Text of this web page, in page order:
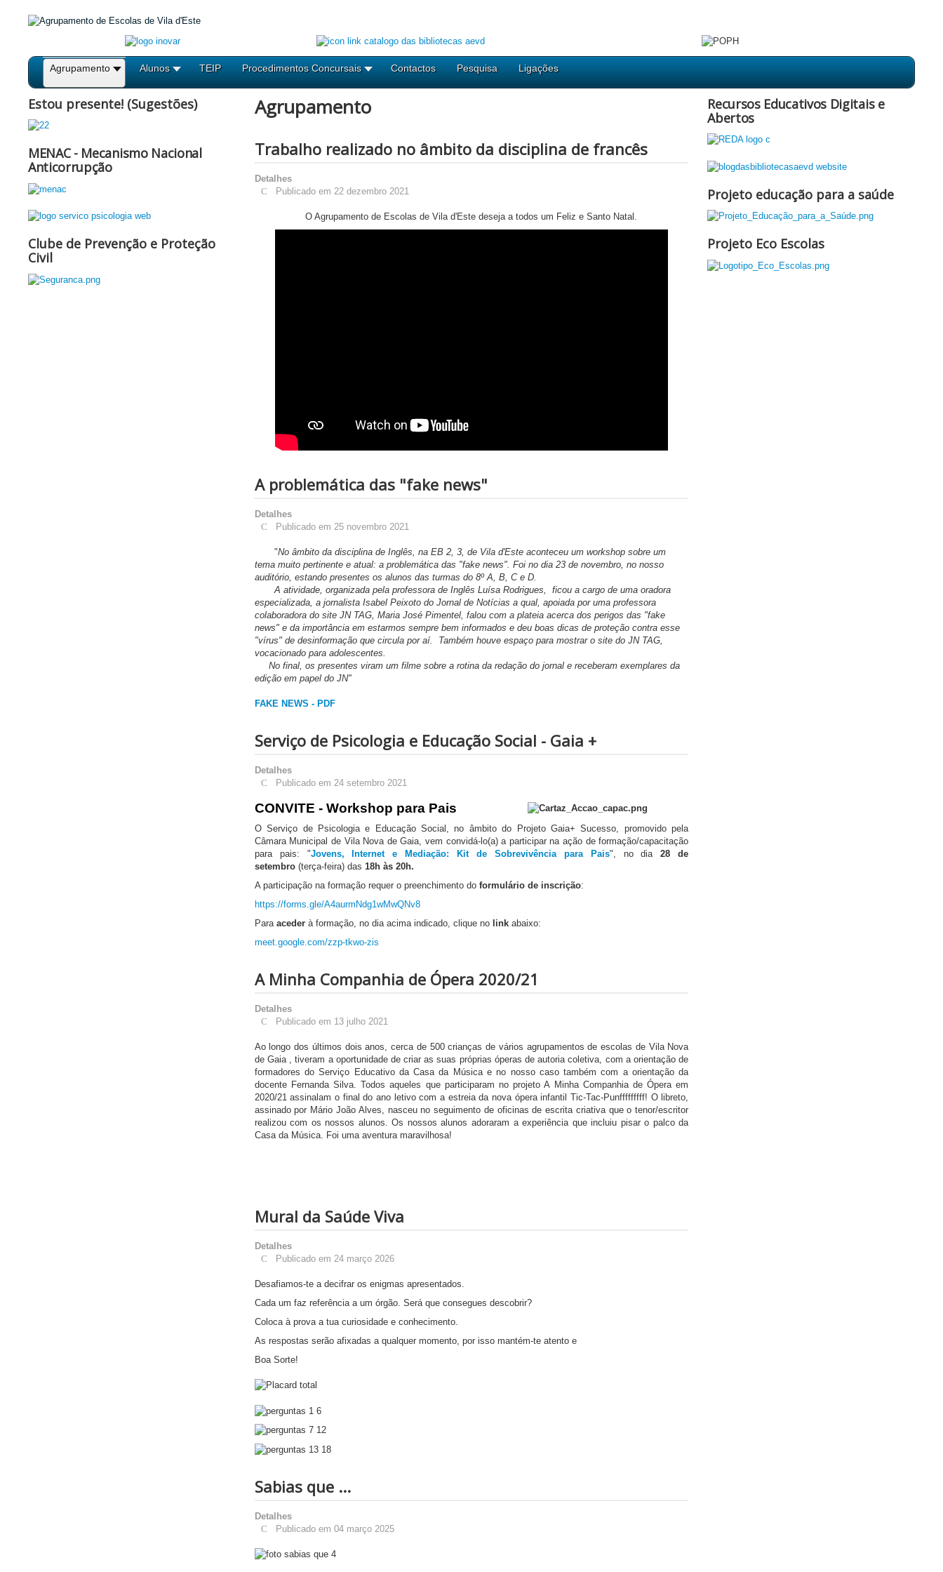
Agrupamento Alunos TEIP Procedimentos Concursais Contactos Pesquisa Ligações
Estou presente! (Sugestões)
MENAC - Mecanismo Nacional
Anticorrupção
Clube de Prevenção e Proteção
Civil
Agrupamento
Trabalho realizado no âmbito da disciplina de francês
Detalhes
Publicado em 22 dezembro 2021
O Agrupamento de Escolas de Vila d'Este deseja a todos um Feliz e Santo Natal.
A problemática das "fake news"
Detalhes
Publicado em 25 novembro 2021
"No âmbito da disciplina de Inglês, na EB 2, 3, de Vila d'Este aconteceu um workshop sobre um
tema muito pertinente e atual: a problemática das "fake news". Foi no dia 23 de novembro, no nosso
auditório, estando presentes os alunos das turmas do 8º A, B, C e D.
A atividade, organizada pela professora de Inglês Luísa Rodrigues, ficou a cargo de uma oradora
especializada, a jornalista Isabel Peixoto do Jornal de Notícias a qual, apoiada por uma professora
colaboradora do site JN TAG, Maria José Pimentel, falou com a plateia acerca dos perigos das "fake
news" e da importância em estarmos sempre bem informados e deu boas dicas de proteção contra esse
"vírus" de desinformação que circula por aí. Também houve espaço para mostrar o site do JN TAG,
vocacionado para adolescentes.
No final, os presentes viram um filme sobre a rotina da redação do jornal e receberam exemplares da
edição em papel do JN"
FAKE NEWS - PDF
Serviço de Psicologia e Educação Social - Gaia +
Detalhes
Publicado em 24 setembro 2021
CONVITE - Workshop para Pais
O Serviço de Psicologia e Educação Social, no âmbito do Projeto Gaia+ Sucesso, promovido pela
Câmara Municipal de Vila Nova de Gaia, vem convidá-lo(a) a participar na ação de formação/capacitação
para pais: "Jovens, Internet e Mediação: Kit de Sobrevivência para Pais", no dia28 de
setembro(terça-feira) das 18h às 20h.
A participação na formação requer o preenchimento do formulário de inscrição:
https://forms.gle/A4aurmNdg1wMwQNv8
Para acederà formação, no dia acima indicado, clique no linkabaixo:
meet.google.com/zzp-tkwo-zis
A Minha Companhia de Ópera 2020/21
Detalhes
Publicado em 13 julho 2021
Ao longo dos últimos dois anos, cerca de 500 crianças de vários agrupamentos de escolas de Vila Nova
de Gaia , tiveram a oportunidade de criar as suas próprias óperas de autoria coletiva, com a orientação de
formadores do Serviço Educativo da Casa da Música e no nosso caso também com a orientação da
docente Fernanda Silva. Todos aqueles que participaram no projeto A Minha Companhia de Ópera em
2020/21 assinalam o final do ano letivo com a estreia da nova ópera infantil Tic-Tac-Punfffffffff! O libreto,
assinado por Mário João Alves, nasceu no seguimento de oficinas de escrita criativa que o tenor/escritor
realizou com os nossos alunos. Os nossos alunos adoraram a experiência que incluiu pisar o palco da
Casa da Música. Foi uma aventura maravilhosa!
Mural da Saúde Viva
Detalhes
Publicado em 24 março 2026
Desafiamos-te a decifrar os enigmas apresentados.
Cada um faz referência a um órgão. Será que consegues descobrir?
Coloca à prova a tua curiosidade e conhecimento.
As respostas serão afixadas a qualquer momento, por isso mantém-te atento e
Boa Sorte!
Sabias que ...
Detalhes
Publicado em 04 março 2025
Recursos Educativos Digitais e
Abertos
Projeto educação para a saúde
Projeto Eco Escolas